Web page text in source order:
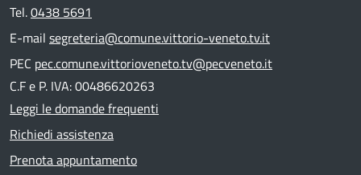
Tel.0438 5691
E-mail segreteria@comune.vittorio-veneto.tv.it
PEC pec.comune.vittorioveneto.tv@pecveneto.it
C.F e P. IVA: 00486620263
Leggi le domande frequenti
Richiedi assistenza
Prenota appuntamento